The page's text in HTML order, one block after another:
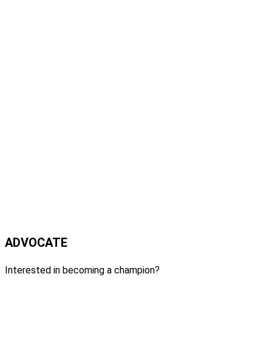
ADVOCATE
Interested in becoming a champion?